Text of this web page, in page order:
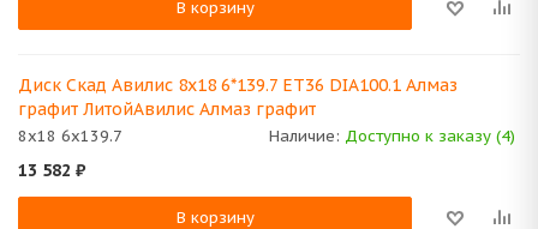
В корзину
Диск Скад Авилис 8x18 6*139.7 ET36 DIA100.1 Алмаз
графит ЛитойАвилис Алмаз графит
8x18 6x139.7 Наличие: Доступно к заказу (4)
13 582 ₽
В корзину